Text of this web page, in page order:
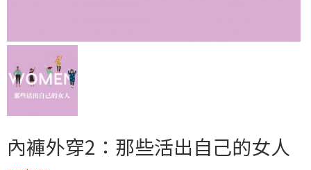
內褲外穿2：那些活出自己的女人